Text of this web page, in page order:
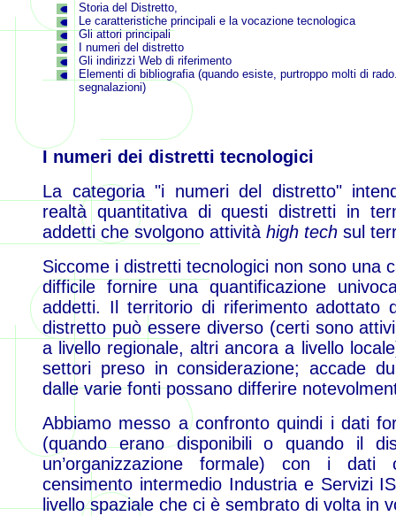
Storia del Distretto,
Le caratteristiche principali e la vocazione tecnologica
Gli attori principali
I numeri del distretto
Gli indirizzi Web di riferimento
Elementi di bibliografia (quando esiste, purtroppo molti di
segnalazioni)
I numeri dei distretti tecnologici
La categoria "i numeri del distretto"
realtà quantitativa di questi distretti in
addetti che svolgono attività high tech sul
Siccome i distretti tecnologici non sono una
difficile fornire una quantificazione
addetti. Il territorio di riferimento adottato
distretto può essere diverso (certi sono
a livello regionale, altri ancora a livello
settori preso in considerazione; accade
dalle varie fonti possano differire
Abbiamo messo a confronto quindi i dati
(quando erano disponibili o quando il
un’organizzazione formale) con i
censimento intermedio Industria e Servizi
livello spaziale che ci è sembrato di volta in